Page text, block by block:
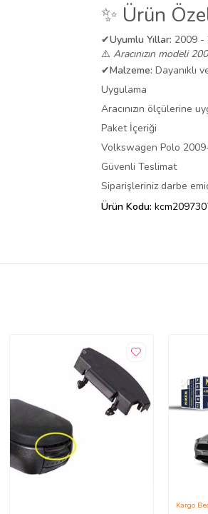
✨ Ürün
✔Uyumlu Yıllar: 2009 -
⚠️ Aracınızın modeli
✔Malzeme: Dayanıklı
Uygulama
Aracınızın ölçülerine
Paket İçeriği
Volkswagen Polo
Güvenli Teslimat
Siparişleriniz darbe
Ürün Kodu:
Kargo